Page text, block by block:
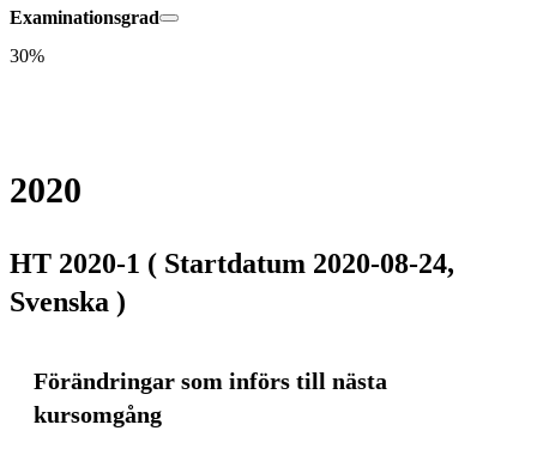
Examinationsgrad
30%
2020
HT 2020-1 ( Startdatum 2020-08-24,
Svenska )
Förändringar som införs till nästa
kursomgång